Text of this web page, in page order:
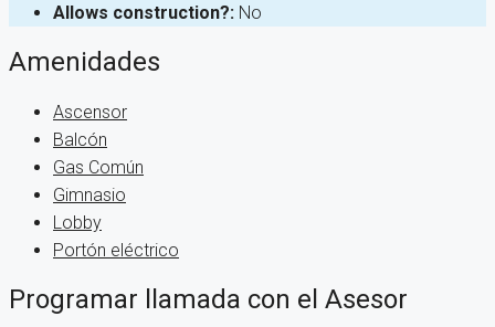
Allows construction?: No
Amenidades
Ascensor
Balcón
Gas Común
Gimnasio
Lobby
Portón eléctrico
Programar llamada con el Asesor